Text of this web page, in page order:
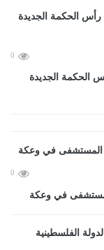
0
الحكمة الجديدة
0